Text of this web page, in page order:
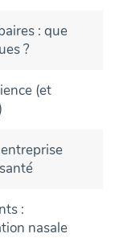
: que
?
(et
:
nasale